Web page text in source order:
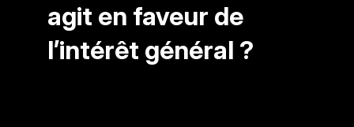
agit en faveur de
l’intérêt général ?